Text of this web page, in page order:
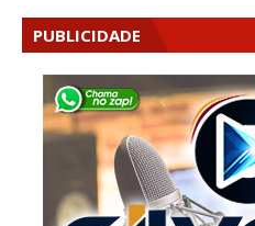
PUBLICIDADE